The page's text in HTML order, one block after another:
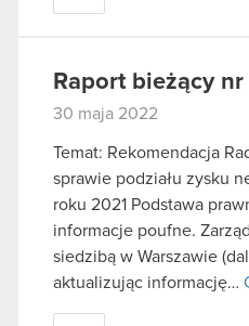
Raport bieżący
30 maja 2022
Temat: Rekomendacja
sprawie podziału zysku
roku 2021 Podstawa
informacje poufne.
siedzibą w Warszawie
aktualizując informację…